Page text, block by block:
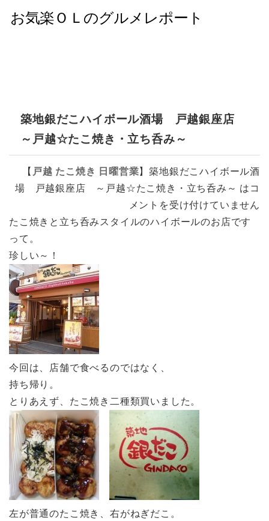
築地銀だこハイボール酒場 戸越銀座店
～戸越☆たこ焼き・立ち呑み～
【 戸越 たこ焼き 日曜営業】築地銀だこハイボール酒
場 戸越銀座店 ～戸越☆たこ焼き・立ち呑み～ は コ
メントを受け付けていません
たこ焼きと立ち呑みスタイルのハイボールのお店です
って。
珍しい～！
今回は、店舗で食べるのではなく、
持ち帰り。
とりあえず、たこ焼き二種類買いました。
左が普通のたこ焼き、右がねぎだこ。